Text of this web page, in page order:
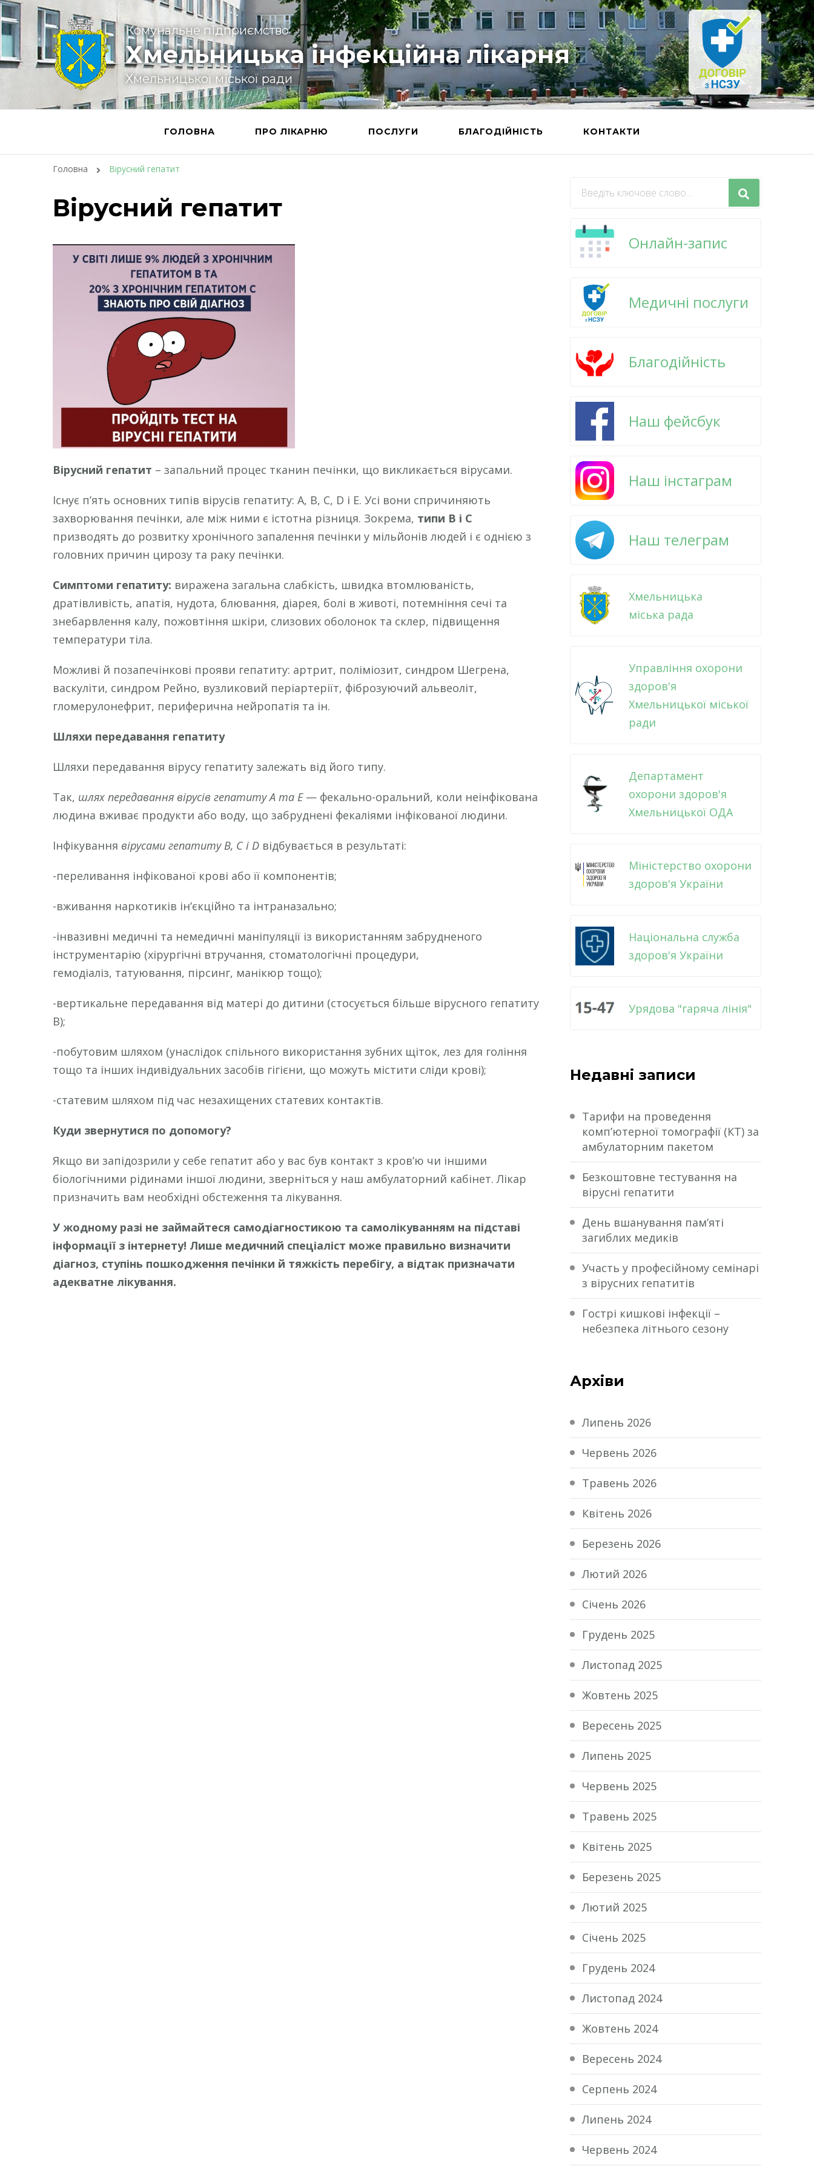
Комунальне підприємство
Хмельницька інфекційна лікарня
Хмельницької міської ради
ГОЛОВНА ПРО ЛІКАРНЮ ПОСЛУГИ БЛАГОДІЙНІСТЬ КОНТАКТИ
Головна Вірусний гепатит
Вірусний гепатит
Вірусний гепатит – запальний процес тканин печінки, що викликається вірусами.
Існує п’ять основних типів вірусів гепатиту: А, В, С, D і Е. Усі вони спричиняють
захворювання печінки, але між ними є істотна різниця. Зокрема, типи В і С
призводять до розвитку хронічного запалення печінки у мільйонів людей і є однією з
головних причин цирозу та раку печінки.
Симптоми гепатиту: виражена загальна слабкість, швидка втомлюваність,
дратівливість, апатія, нудота, блювання, діарея, болі в животі, потемніння сечі та
знебарвлення калу, пожовтіння шкіри, слизових оболонок та склер, підвищення
температури тіла.
Можливі й позапечінкові прояви гепатиту: артрит, поліміозит, синдром Шегрена,
васкуліти, синдром Рейно, вузликовий періартеріїт, фіброзуючий альвеоліт,
гломерулонефрит, периферична нейропатія та ін.
Шляхи передавання гепатиту
Шляхи передавання вірусу гепатиту залежать від його типу.
Так, шлях передавання вірусів гепатиту А та Е— фекально-оральний, коли неінфікована
людина вживає продукти або воду, що забруднені фекаліями інфікованої людини.
Інфікування вірусами гепатиту В, С і D відбувається в результаті:
-переливання інфікованої крові або її компонентів;
-вживання наркотиків ін’єкційно та інтраназально;
-інвазивні медичні та немедичні маніпуляції із використанням забрудненого
інструментарію (хірургічні втручання, стоматологічні процедури,
гемодіаліз, татуювання, пірсинг, манікюр тощо);
-вертикальне передавання від матері до дитини (стосується більше вірусного гепатиту
В);
-побутовим шляхом (унаслідок спільного використання зубних щіток, лез для гоління
тощо та інших індивідуальних засобів гігієни, що можуть містити сліди крові);
-статевим шляхом під час незахищених статевих контактів.
Куди звернутися по допомогу?
Якщо ви запідозрили у себе гепатит або у вас був контакт з кров’ю чи іншими
біологічними рідинами іншої людини, зверніться у наш амбулаторний кабінет. Лікар
призначить вам необхідні обстеження та лікування.
У жодному разі не займайтеся самодіагностикою та самолікуванням на підставі
інформації з інтернету! Лише медичний спеціаліст може правильно визначити
діагноз, ступінь пошкодження печінки й тяжкість перебігу, а відтак призначати
адекватне лікування.
Шукаєте
Онлайн-запис
Медичні послуги
Благодійність
Наш фейсбук
Наш інстаграм
Наш телеграм
Хмельницька
міська рада
Управління охорони
здоров'я
Хмельницької міської
ради
Департамент
охорони здоров'я
Хмельницької ОДА
Міністерство охорони
здоров'я України
Національна служба
здоров'я України
Урядова "гаряча лінія"
Недавні записи
Тарифи на проведення
комп’ютерної томографії (КТ) за
амбулаторним пакетом
Безкоштовне тестування на
вірусні гепатити
День вшанування пам’яті
загиблих медиків
Участь у професійному семінарі
з вірусних гепатитів
Гострі кишкові інфекції –
небезпека літнього сезону
Архіви
Липень 2026
Червень 2026
Травень 2026
Квітень 2026
Березень 2026
Лютий 2026
Січень 2026
Грудень 2025
Листопад 2025
Жовтень 2025
Вересень 2025
Липень 2025
Червень 2025
Травень 2025
Квітень 2025
Березень 2025
Лютий 2025
Січень 2025
Грудень 2024
Листопад 2024
Жовтень 2024
Вересень 2024
Серпень 2024
Липень 2024
Червень 2024